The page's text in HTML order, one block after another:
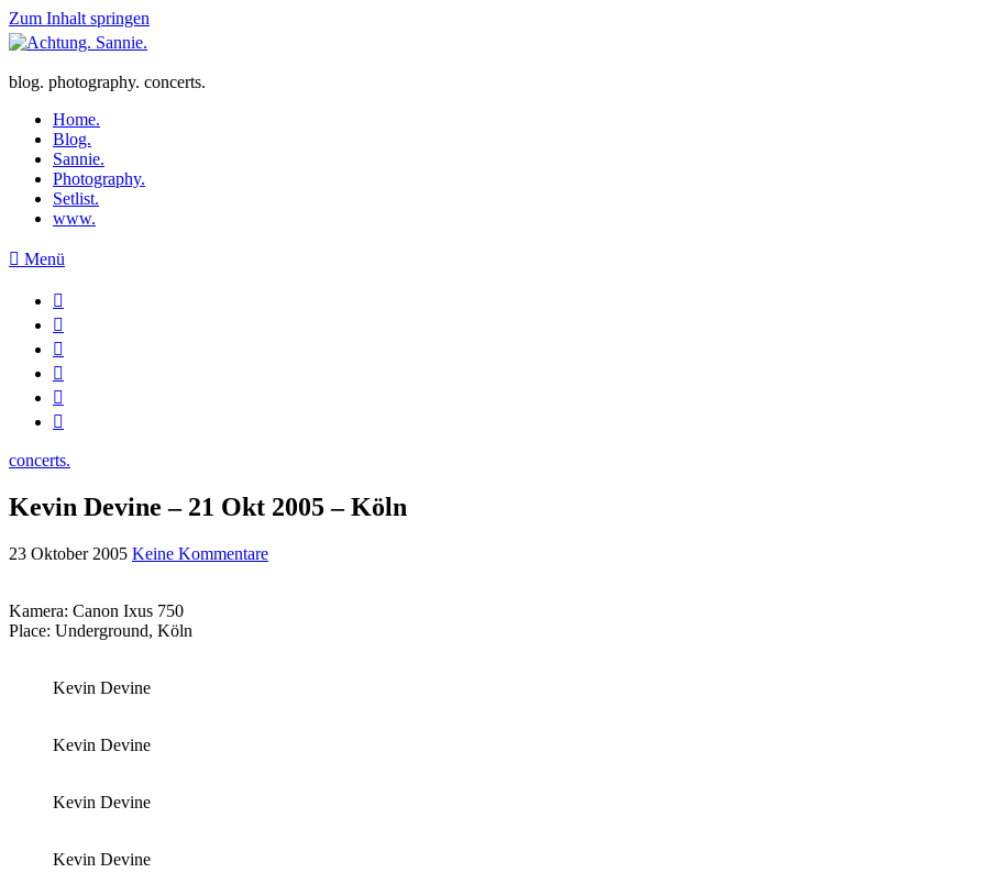
Zum Inhalt springen
blog. photography. concerts.
Home.
Blog.
Sannie.
Photography.
Setlist.
www.
Menü
concerts.
Kevin Devine – 21 Okt 2005 – Köln
23 Oktober 2005 Keine Kommentare
Kamera: Canon Ixus 750
Place: Underground, Köln
Kevin Devine
Kevin Devine
Kevin Devine
Kevin Devine